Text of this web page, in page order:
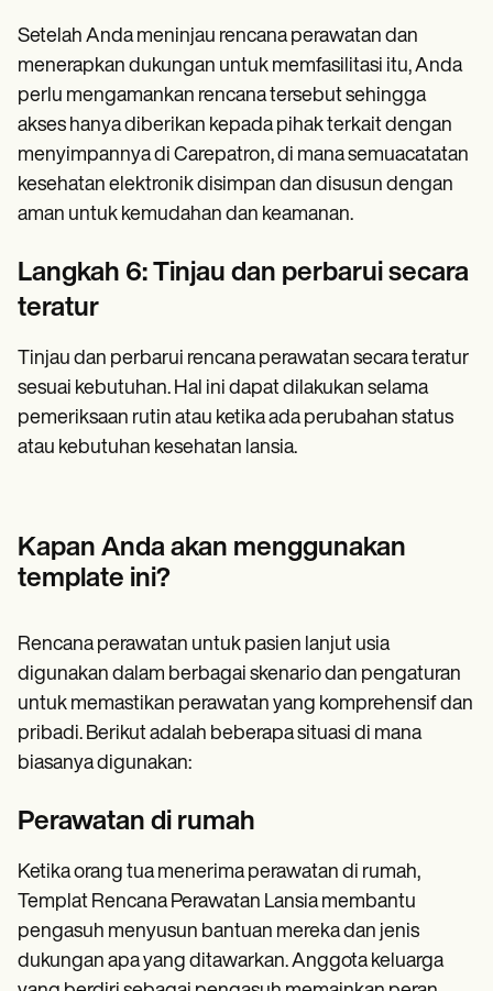
Setelah Anda meninjau rencana perawatan dan
menerapkan dukungan untuk memfasilitasi itu, Anda
perlu mengamankan rencana tersebut sehingga
akses hanya diberikan kepada pihak terkait dengan
menyimpannya di Carepatron, di mana semuacatatan
kesehatan elektronik disimpan dan disusun dengan
aman untuk kemudahan dan keamanan.
Langkah 6: Tinjau dan perbarui secara
teratur
Tinjau dan perbarui rencana perawatan secara teratur
sesuai kebutuhan. Hal ini dapat dilakukan selama
pemeriksaan rutin atau ketika ada perubahan status
atau kebutuhan kesehatan lansia.
Kapan Anda akan menggunakan
template ini?
Rencana perawatan untuk pasien lanjut usia
digunakan dalam berbagai skenario dan pengaturan
untuk memastikan perawatan yang komprehensif dan
pribadi. Berikut adalah beberapa situasi di mana
biasanya digunakan:
Perawatan di rumah
Ketika orang tua menerima perawatan di rumah,
Templat Rencana Perawatan Lansia membantu
pengasuh menyusun bantuan mereka dan jenis
dukungan apa yang ditawarkan. Anggota keluarga